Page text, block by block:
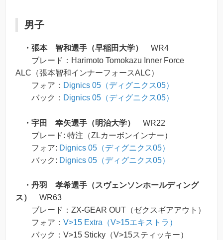
男子
・張本 智和選手（早稲田大学）
WR4
ブレード：Harimoto Tomokazu Inner Force
ALC（張本智和インナーフォースALC）
フォア： Dignics 05（ディグニクス05）
バック： Dignics 05（ディグニクス05）
・宇田 幸矢選手（明治大学）
WR22
ブレード: 特注（ZLカーボンインナー）
フォア: Dignics 05（ディグニクス05）
バック: Dignics 05（ディグニクス05）
・丹羽 孝希選手（スヴェンソンホールディング
ス）
WR63
ブレード：ZX-GEAR OUT（ゼクスギアアウト）
フォア： V>15 Extra（V>15エキストラ）
バック：V>15 Sticky（V>15スティッキー）